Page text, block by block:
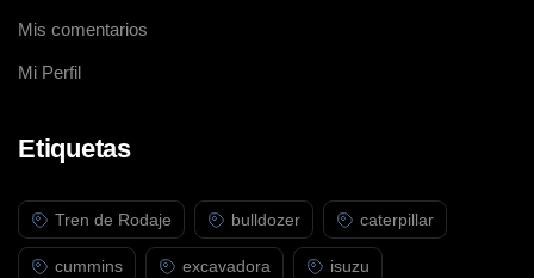
Mis comentarios
Mi Perfil
Etiquetas
Tren de Rodaje bulldozer caterpillar
cummins excavadora isuzu